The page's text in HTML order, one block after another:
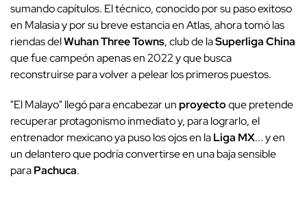
sumando capítulos. El técnico, conocido por su paso exitoso
en Malasia y por su breve estancia en Atlas, ahora tomó las
riendas delWuhan Three Towns, club de laSuperliga China
que fue campeón apenas en 2022 y que busca
reconstruirse para volver a pelear los primeros puestos.
"El Malayo" llegó para encabezar unproyectoque pretende
recuperar protagonismo inmediato y, para lograrlo, el
entrenador mexicano ya puso los ojos en laLiga MX... y en
un delantero que podría convertirse en una baja sensible
paraPachuca.